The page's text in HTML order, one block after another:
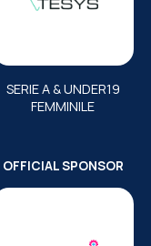
SERIE A & UNDER19
FEMMINILE
OFFICIAL SPONSOR